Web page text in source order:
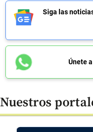
Siga las
Únete
Nuestros